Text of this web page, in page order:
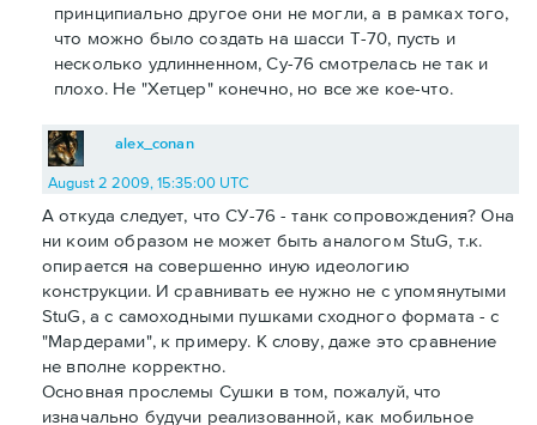
принципиально другое они не могли, а в рамках того,
что можно было создать на шасси Т-70, пусть и
несколько удлинненном, Су-76 смотрелась не так и
плохо. Не "Хетцер" конечно, но все же кое-что.
alex_conan
August 2 2009, 15:35:00 UTC
А откуда следует, что СУ-76 - танк сопровождения? Она
ни коим образом не может быть аналогом StuG, т.к.
опирается на совершенно иную идеологию
конструкции. И сравнивать ее нужно не с упомянутыми
StuG, а с самоходными пушками сходного формата - с
"Мардерами", к примеру. К слову, даже это сравнение
не вполне корректно.
Основная прослемы Сушки в том, пожалуй, что
изначально будучи реализованной, как мобильное